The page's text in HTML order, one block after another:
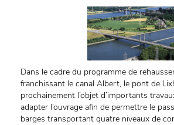
Dans le cadre du programme de
franchissant le canal Albert, le pont de
prochainement l’objet d’importants
adapter l’ouvrage afin de permettre le
barges transportant quatre niveaux de